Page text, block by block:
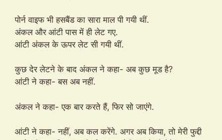
पोर्न वाइफ भी हसबैंड का सारा माल पी गयी थीं.
अंकल और आंटी पास में ही लेट गए.
आंटी अंकल के ऊपर लेट सी गयी थीं.
कुछ देर लेटने के बाद अंकल ने कहा- अब कुछ मूड है?
आंटी ने कहा- बस अब नहीं.
अंकल ने कहा- एक बार करते हैं, फिर सो जाएंगे.
आंटी ने कहा- नहीं, अब कल करेंगे. अगर अब किया, तो मेरी फुद्दी